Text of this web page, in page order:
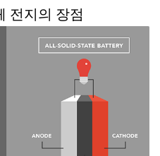
전지의 장점